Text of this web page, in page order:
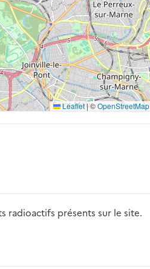
Leaflet|©OpenStreetMap
radioactifs présents sur le site.